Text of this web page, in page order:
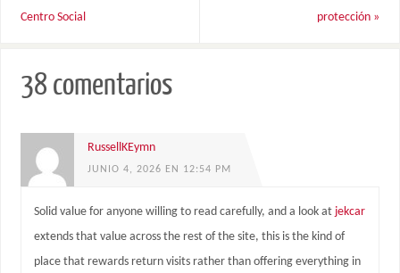
Centro Social
protección »
38 comentarios
RussellKEymn
JUNIO 4, 2026 EN 12:54 PM
Solid value for anyone willing to read carefully, and a look at jekcar
extends that value across the rest of the site, this is the kind of
place that rewards return visits rather than offering everything in